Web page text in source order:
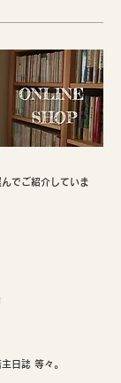
でご紹介していま
日誌 等々。